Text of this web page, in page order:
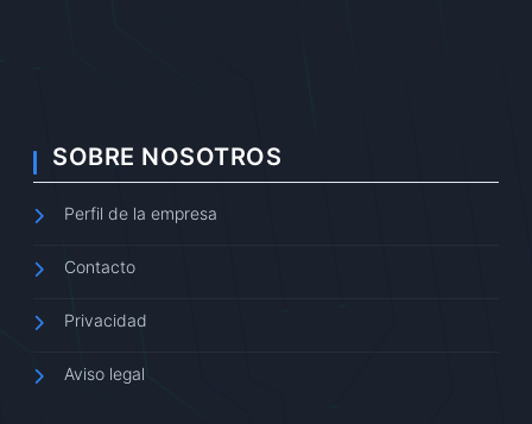
SOBRE NOSOTROS
Perfil de la empresa
Contacto
Privacidad
Aviso legal